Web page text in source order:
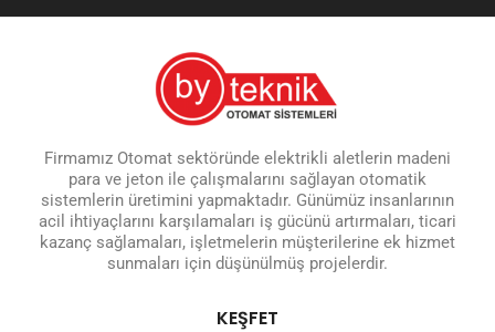
Firmamız Otomat sektöründe elektrikli aletlerin madeni
para ve jeton ile çalışmalarını sağlayan otomatik
sistemlerin üretimini yapmaktadır. Günümüz insanlarının
acil ihtiyaçlarını karşılamaları iş gücünü artırmaları, ticari
kazanç sağlamaları, işletmelerin müşterilerine ek hizmet
sunmaları için düşünülmüş projelerdir.
KEŞFET